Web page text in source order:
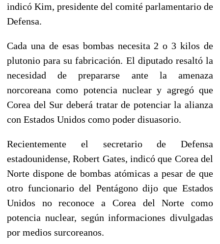
indicó Kim, presidente del comité parlamentario de
Defensa.
Cada una de esas bombas necesita 2 o 3 kilos de
plutonio para su fabricación. El diputado resaltó la
necesidad de prepararse ante la amenaza
norcoreana como potencia nuclear y agregó que
Corea del Sur deberá tratar de potenciar la alianza
con Estados Unidos como poder disuasorio.
Recientemente el secretario de Defensa
estadounidense, Robert Gates, indicó que Corea del
Norte dispone de bombas atómicas a pesar de que
otro funcionario del Pentágono dijo que Estados
Unidos no reconoce a Corea del Norte como
potencia nuclear, según informaciones divulgadas
por medios surcoreanos.